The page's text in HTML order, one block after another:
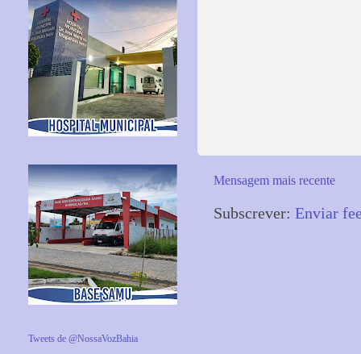
Mensagem mais recente
Subscrever: Enviar
Tweets de @NossaVozBahia